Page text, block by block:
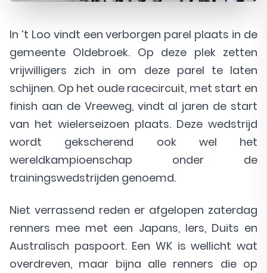
In ’t Loo vindt een verborgen parel plaats in de
gemeente Oldebroek. Op deze plek zetten
vrijwilligers zich in om deze parel te laten
schijnen. Op het oude racecircuit, met start en
finish aan de Vreeweg, vindt al jaren de start
van het wielerseizoen plaats. Deze wedstrijd
wordt gekscherend ook wel het
wereldkampioenschap onder de
trainingswedstrijden genoemd.
Niet verrassend reden er afgelopen zaterdag
renners mee met een Japans, Iers, Duits en
Australisch paspoort. Een WK is wellicht wat
overdreven, maar bijna alle renners die op